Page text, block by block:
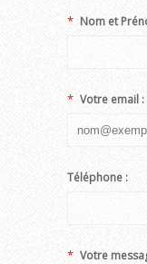
* Nom et
* Votre email :
Téléphone :
* Votre